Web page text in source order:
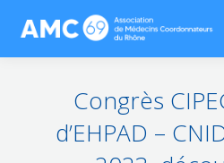
Congrès
d’EHPAD –